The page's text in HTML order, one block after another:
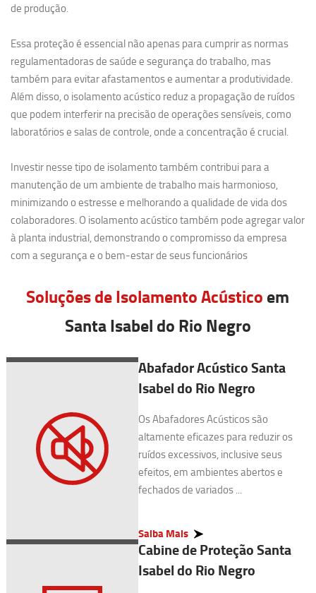
de produção.
Essa proteção é essencial não apenas para cumprir as normas
regulamentadoras de saúde e segurança do trabalho, mas
também para evitar afastamentos e aumentar a produtividade.
Além disso, o isolamento acústico reduz a propagação de ruídos
que podem interferir na precisão de operações sensíveis, como
laboratórios e salas de controle, onde a concentração é crucial.
Investir nesse tipo de isolamento também contribui para a
manutenção de um ambiente de trabalho mais harmonioso,
minimizando o estresse e melhorando a qualidade de vida dos
colaboradores. O isolamento acústico também pode agregar valor
à planta industrial, demonstrando o compromisso da empresa
com a segurança e o bem-estar de seus funcionários
Soluções de Isolamento Acústico em
Santa Isabel do Rio Negro
Abafador Acústico Santa
Isabel do Rio Negro
Os Abafadores Acústicos são
altamente eficazes para reduzir os
ruídos excessivos, inclusive seus
efeitos, em ambientes abertos e
fechados de variados ...
Saiba Mais
Cabine de Proteção Santa
Isabel do Rio Negro